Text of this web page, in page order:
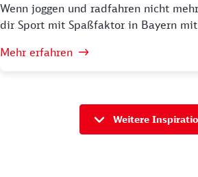
Wenn joggen und radfahren nicht
dir Sport mit Spaßfaktor in Bayern mit
Mehr erfahren
Weitere